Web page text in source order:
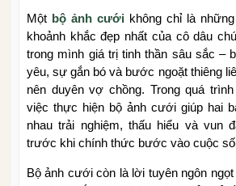
Một bộ ảnh cưới không chỉ là
khoảnh khắc đẹp nhất của cô dâu
trong mình giá trị tinh thần sâu sắc –
yêu, sự gắn bó và bước ngoặt thiêng
nên duyên vợ chồng. Trong quá
việc thực hiện bộ ảnh cưới giúp hai
nhau trải nghiệm, thấu hiểu và vun
trước khi chính thức bước vào cuộc
Bộ ảnh cưới còn là lời tuyên ngôn